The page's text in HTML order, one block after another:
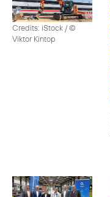
Credits: iStock / ©
Viktor Kintop